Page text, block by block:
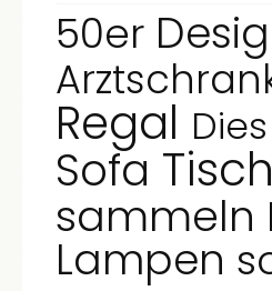
50er
Regal
Sofa Tisch
sammeln
Lampen